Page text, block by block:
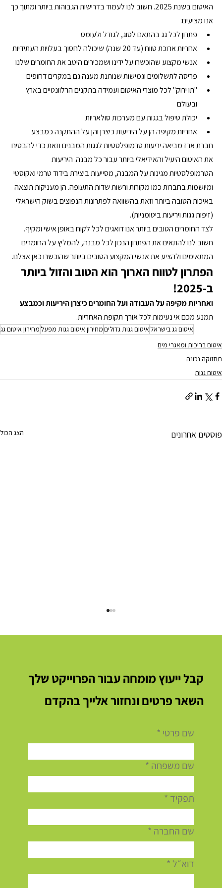
האיטום בשנת 2025. חשוב לנו לעמוד בדרישות הגבוהות ביותר ומתוך כך
אנו מציעים:
פתרון לכל גג בהתאם לסוג, לגודל ולעומס
אחריות ארוכת טווח (עד 20 שנה) שיכולה לחסוך בעלויות העתידיות
אנשי מקצוע שהוכשרו על ידינו ושמכירים היטב את החומרים שלנו
פריסה לתשלומים וגמישות שנותנת מענה גם במקרים דחופים
"תו ירוק" לכל מוצרי האיטום ועמידה בתקנים הרלוונטיים בארץ
ובעולם
יכולת טיפול בגגות עם מערכות סולאריות
אחריות מקיפה הן על היריעות כיצרן והן על ההתקנה כמבצע
חברת ארז מביאה יריעות טרמופלסטיות לגגות המבנים וזאת כדי להבטיח
את האיטום היעיל והאידיאלי ביותר עבור כל מבנה. היריעות
הטרמופלסטיות מגינות על המבנה, מסייעות ביצירת בידוד טרמי ואקוסטי
ומיושמות בחברות כמו מקורות ורשות שדות התעופה. הן מעניקות תוצאה
באיכות הטובה ביותר וזאת בהשוואה לפתרונות הנפוצים בשוק הישראלי
(זיפות גגות ויריעות ביטומניות).
לצד החומרים הטובים ביותר אנו דואגים לכל לקוח באופן אישי ומקיף.
חשוב לנו להתאים את הפתרון הנכון לכל מבנה, להמליץ על החומרים
המתאימים ולהציע את אנשי המקצוע הטובים ביותר שהוכשרו כאן אצלנו.
הפתרון לטווח הארוך הוא הטוב והזול ביותר
ב-2025!
ואחריות מקיפה על העבודה ועל החומרים כיצרן היריעות וכמבצע
תמנע מכם אי נעימות לכל אורך תקופת האחריות.
איטום גג בישראל איטום גגות גדוליםמחירון איטום גגות מפעל מחירון איטום גג
איטום בריכות ומאגרי מים
תחזוקה נכונה
איטום גגות
פוסטים אחרונים הצג הכול
לאיטום כראוי קובעת אם האיטום יחזיק שנים –
קבל ייעוץ מומחה עבור הפרוייקט שלך
השאר פרטים ונחזור אלייך בהקדם
שם פרטי *
שם משפחה *
תפקיד *
שם החברה *
דוא״ל *